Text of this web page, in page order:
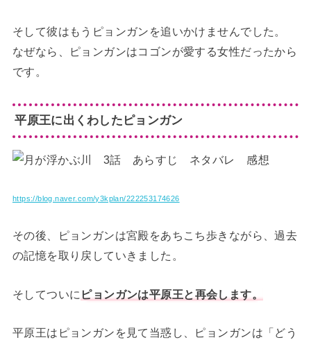
そして彼はもうピョンガンを追いかけませんでした。
なぜなら、ピョンガンはコゴンが愛する女性だったから
です。
平原王に出くわしたピョンガン
https://blog.naver.com/y3kplan/222253174626
その後、ピョンガンは宮殿をあちこち歩きながら、過去
の記憶を取り戻していきました。
そしてついに ピョンガンは平原王と再会します。
平原王はピョンガンを見て当惑し、ピョンガンは「どう